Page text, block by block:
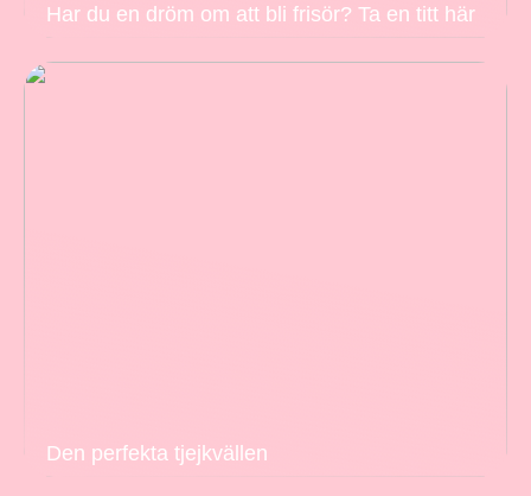
Har du en dröm om att bli frisör? Ta en titt här
Den perfekta tjejkvällen